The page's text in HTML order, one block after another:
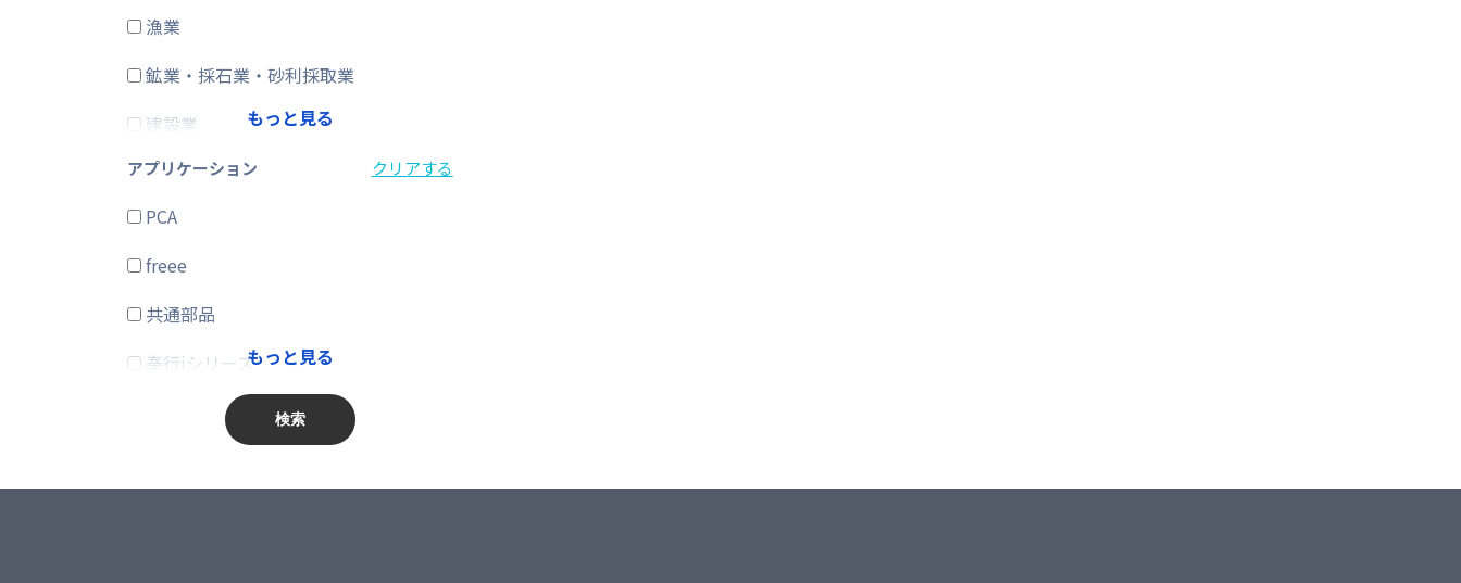
ERP
在庫購買
その他
漁業
鉱業・採石業・砂利採取業
建設業
製造業
電気・ガス・熱供給・水道業
情報通信業
運輸業、郵便業
卸売業、小売業
金融業、保険業
もっと見る
アプリケーション クリアする
PCA
freee
共通部品
奉行iシリーズもっと見る
検索